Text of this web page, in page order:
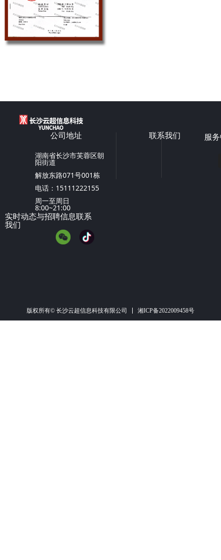
联系我们 服
实时动态与招聘信息联系
我们
公司地址
湖南省长沙市芙蓉区朝
阳街道
解放东路071号001栋
电话：15111222155
周一至周日
8:00~21:00
版权所有© 长沙云超信息科技有限公司 湘ICP备2022009458号